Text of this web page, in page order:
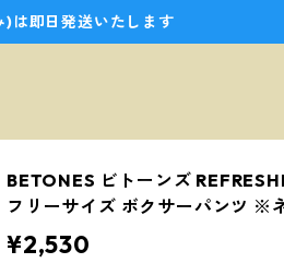
)は即日発送いたします
BETONES ビトーンズ
フリーサイズ ボクサーパンツ ※
¥2,530